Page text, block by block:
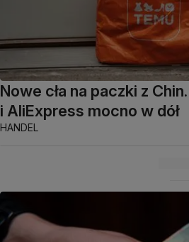
Nowe cła na paczki z
i AliExpress mocno w dół
HANDEL